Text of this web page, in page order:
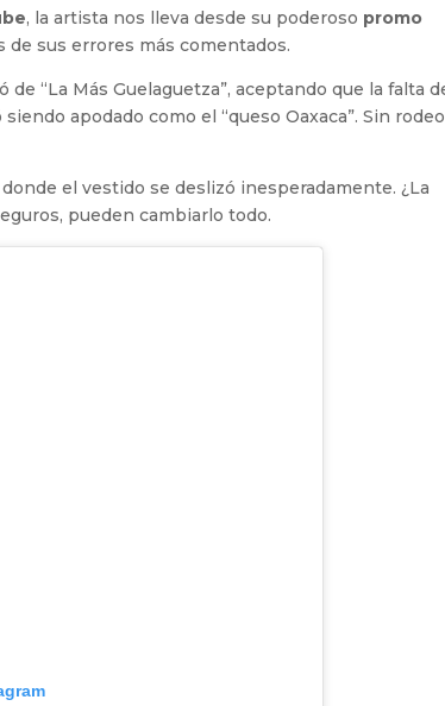
, la artista nos lleva desde su poderoso promo
de sus errores más comentados.
“La Más Guelaguetza”, aceptando que la falta
apodado como el “queso Oaxaca”. Sin
el vestido se deslizó inesperadamente. ¿La
pueden cambiarlo todo.